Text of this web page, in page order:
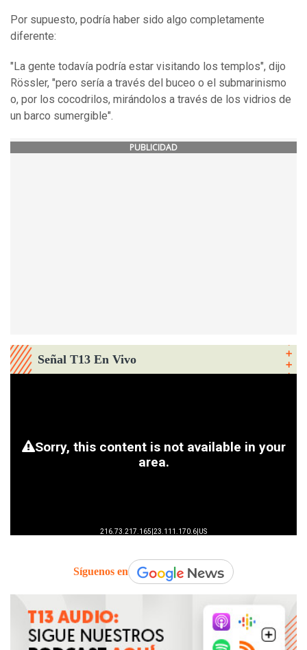
Por supuesto, podría haber sido algo completamente
diferente:
"La gente todavía podría estar visitando los templos", dijo
Rössler, "pero sería a través del buceo o el submarinismo
o, por los cocodrilos, mirándolos a través de los vidrios de
un barco sumergible".
PUBLICIDAD
Señal T13 En Vivo
Síguenos en